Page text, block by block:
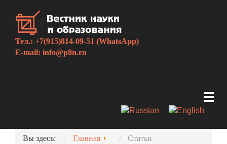
Тел.: +7(915)814-09-51 (WhatsApp)
E-mail: info@p8n.ru
Вы здесь: Главная Статьи